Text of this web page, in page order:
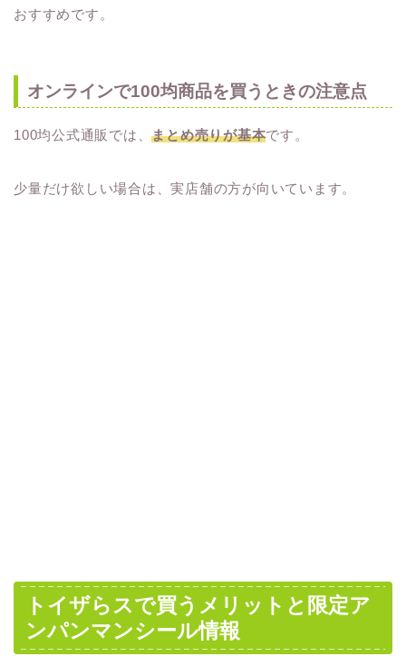
おすすめです。
オンラインで100均商品を買うときの注意点
100均公式通販では、まとめ売りが基本です。
少量だけ欲しい場合は、実店舗の方が向いています。
トイザらスで買うメリットと限定ア
ンパンマンシール情報